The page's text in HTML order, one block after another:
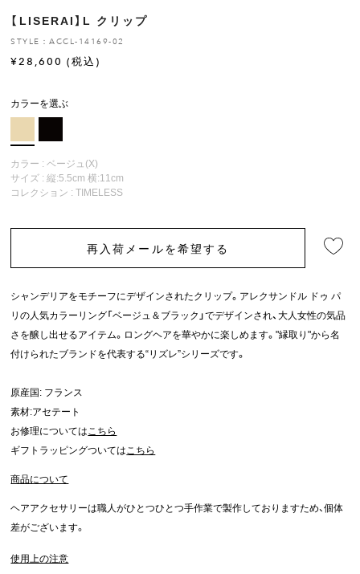
お修理について
【LISERAI】L クリップ
STYLE：ACCL-14169-02
¥28,600 (税込)
カラーを選ぶ
カラー : ベージュ(X)
サイズ : 縦:5.5cm 横:11cm
コレクション :TIMELESS
再入荷メールを希望する
シャンデリアをモチーフにデザインされたクリップ。アレクサンドル ドゥ パ
リの人気カラーリング「ベージュ＆ブラック」でデザインされ、大人女性の気品
さを醸し出せるアイテム。ロングヘアを華やかに楽しめます。"縁取り"から名
付けられたブランドを代表する“リズレ”シリーズです。
原産国: フランス
素材:アセテート
お修理についてはこちら
ギフトラッピングついてはこちら
商品について
ヘアアクセサリーは職人がひとつひとつ手作業で製作しておりますため、個体
差がございます。
使用上の注意